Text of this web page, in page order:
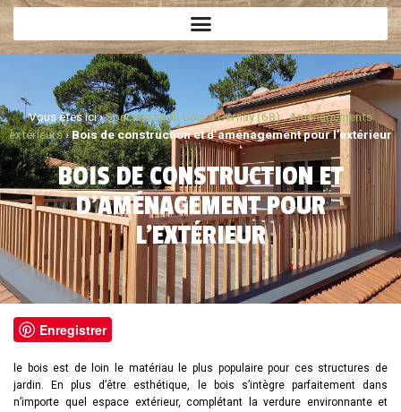
Vous êtes ici ›Spécialiste du bois à Cernay (68)›Aménagements
extérieurs›Bois de construction et d’aménagement pour l’extérieur
BOIS DE CONSTRUCTION ET
D’AMÉNAGEMENT POUR
L’EXTÉRIEUR
Enregistrer
le bois est de loin le matériau le plus populaire pour ces structures de
jardin. En plus d’être esthétique, le bois s’intègre parfaitement dans
n’importe quel espace extérieur, complétant la verdure environnante et